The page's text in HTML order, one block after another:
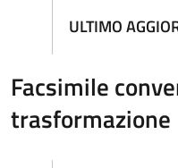
ULTIMO
Facsimile
trasformazione